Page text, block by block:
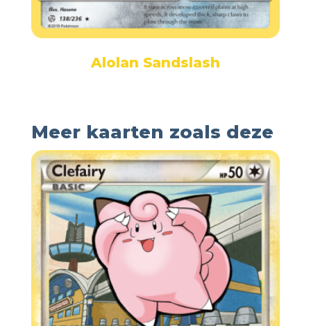
Alolan Sandslash
Meer kaarten zoals deze